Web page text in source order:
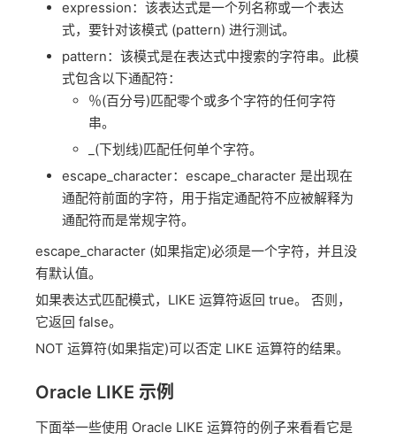
expression：该表达式是一个列名称或一个表达
式，要针对该模式 (pattern) 进行测试。
pattern：该模式是在表达式中搜索的字符串。此模
式包含以下通配符：
％(百分号)匹配零个或多个字符的任何字符
串。
_(下划线)匹配任何单个字符。
escape_character：escape_character 是出现在
通配符前面的字符，用于指定通配符不应被解释为
通配符而是常规字符。
escape_character (如果指定)必须是一个字符，并且没
有默认值。
如果表达式匹配模式，LIKE 运算符返回 true。 否则，
它返回 false。
NOT 运算符(如果指定)可以否定 LIKE 运算符的结果。
Oracle LIKE 示例
下面举一些使用 Oracle LIKE 运算符的例子来看看它是